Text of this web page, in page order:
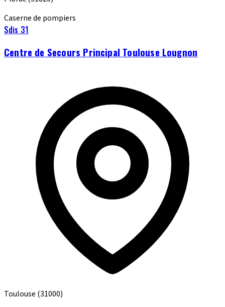
Caserne de pompiers
Sdis 31
Centre de Secours Principal Toulouse Lougnon
Toulouse (31000)